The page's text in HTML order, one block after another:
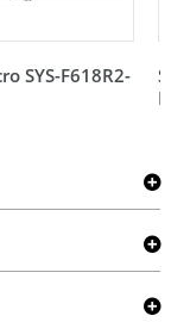
SYS-F618R2-
FT+